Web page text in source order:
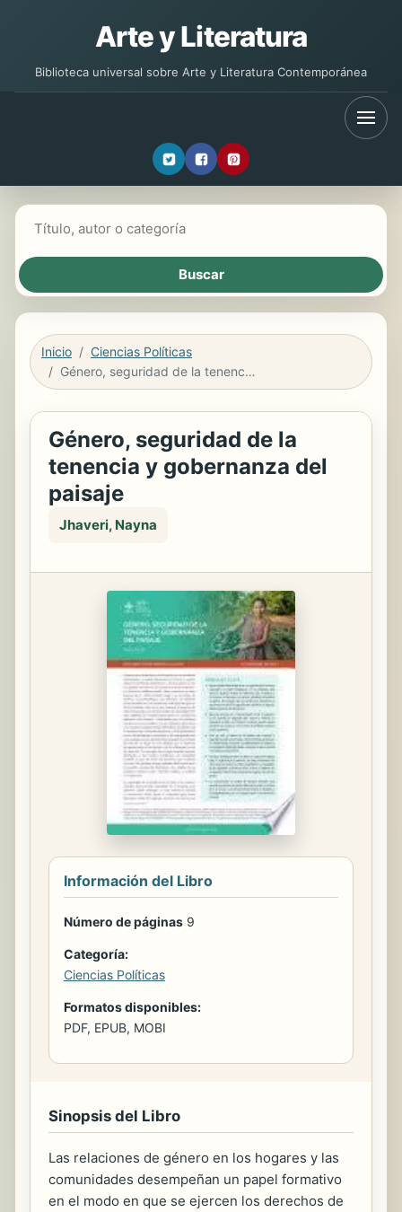
Arte y Literatura
Biblioteca universal sobre Arte y Literatura Contemporánea
Inicio
Ciencias Políticas
Género, seguridad de la tenencia y gobernanza del paisaje
Género, seguridad de la
tenencia y gobernanza del
paisaje
Jhaveri, Nayna
Información del Libro
Número de páginas 9
Categoría:
Ciencias Políticas
Formatos disponibles:
PDF, EPUB, MOBI
Sinopsis del Libro
Las relaciones de género en los hogares y las
comunidades desempeñan un papel formativo
en el modo en que se ejercen los derechos de